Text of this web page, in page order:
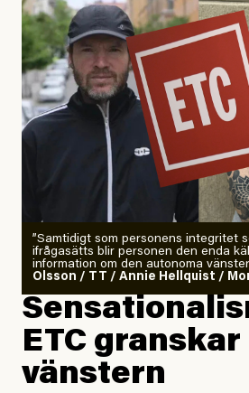
”Samtidigt som personens integritet
ifrågasätts blir personen den enda
information om den autonoma
Olsson / TT / Annie Hellquist /
ETC granskar
vänstern